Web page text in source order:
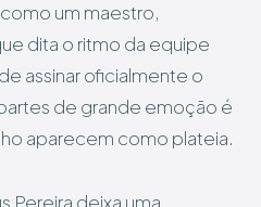
um maestro,
dita o ritmo da equipe
assinar oficialmente o
de grande emoção é
aparecem como plateia.
Pereira deixa uma